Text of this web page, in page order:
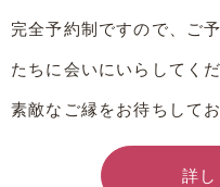
完全予約制ですので、ご
たちに会いにいらしてくだ
素敵なご縁をお待ちして
詳し